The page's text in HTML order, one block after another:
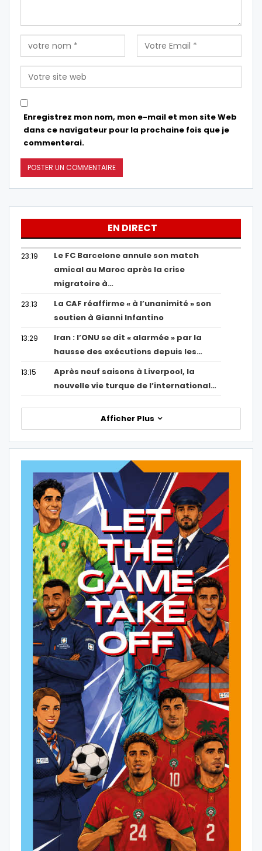
Enregistrez mon nom, mon e-mail et mon site Web
dans ce navigateur pour la prochaine fois que je
commenterai.
EN DIRECT
23:19
Le FC Barcelone annule son match
amical au Maroc après la crise
migratoire à…
23:13
La CAF réaffirme « à l’unanimité » son
soutien à Gianni Infantino
13:29
Iran : l’ONU se dit « alarmée » par la
hausse des exécutions depuis les…
13:15
Après neuf saisons à Liverpool, la
nouvelle vie turque de l’international…
Afficher Plus